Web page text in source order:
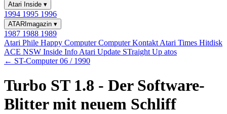
Atari Inside ▾
1994 1995 1996
ATARImagazin ▾
1987 1988 1989
Atari Phile Happy ComputerComputer Kontakt Atari Times Hitdisk
ACE NSW Inside Info Atari Update STraight Up atos
← ST-Computer 06 / 1990
Turbo ST 1.8 - Der Software-
Blitter mit neuem Schliff